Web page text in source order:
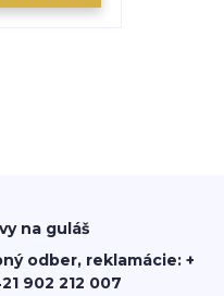
na guláš
odber, reklamácie: +
902 212 007